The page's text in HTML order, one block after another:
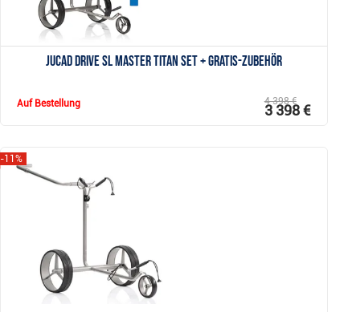
JuCad drive SL Master Titan SET + Gratis-Zubehör
Auf Bestellung 4 398 €
3 398 €
-11%